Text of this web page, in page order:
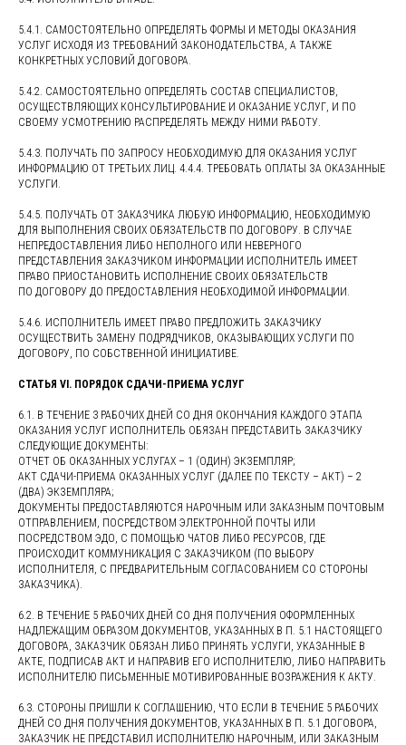
5.4.1. САМОСТОЯТЕЛЬНО ОПРЕДЕЛЯТЬ ФОРМЫ И МЕТОДЫ ОКАЗАНИЯ
УСЛУГ ИСХОДЯ ИЗ ТРЕБОВАНИЙ ЗАКОНОДАТЕЛЬСТВА, А ТАКЖЕ
КОНКРЕТНЫХ УСЛОВИЙ ДОГОВОРА.
5.4.2. САМОСТОЯТЕЛЬНО ОПРЕДЕЛЯТЬ СОСТАВ СПЕЦИАЛИСТОВ,
ОСУЩЕСТВЛЯЮЩИХ КОНСУЛЬТИРОВАНИЕ И ОКАЗАНИЕ УСЛУГ, И ПО
СВОЕМУ УСМОТРЕНИЮ РАСПРЕДЕЛЯТЬ МЕЖДУ НИМИ РАБОТУ.
5.4.3. ПОЛУЧАТЬ ПО ЗАПРОСУ НЕОБХОДИМУЮ ДЛЯ ОКАЗАНИЯ УСЛУГ
ИНФОРМАЦИЮ ОТ ТРЕТЬИХ ЛИЦ. 4.4.4. ТРЕБОВАТЬ ОПЛАТЫ ЗА ОКАЗАННЫЕ
УСЛУГИ.
5.4.5. ПОЛУЧАТЬ ОТ ЗАКАЗЧИКА ЛЮБУЮ ИНФОРМАЦИЮ, НЕОБХОДИМУЮ
ДЛЯ ВЫПОЛНЕНИЯ СВОИХ ОБЯЗАТЕЛЬСТВ ПО ДОГОВОРУ. В СЛУЧАЕ
НЕПРЕДОСТАВЛЕНИЯ ЛИБО НЕПОЛНОГО ИЛИ НЕВЕРНОГО
ПРЕДСТАВЛЕНИЯ ЗАКАЗЧИКОМ ИНФОРМАЦИИ ИСПОЛНИТЕЛЬ ИМЕЕТ
ПРАВО ПРИОСТАНОВИТЬ ИСПОЛНЕНИЕ СВОИХ ОБЯЗАТЕЛЬСТВ
ПО ДОГОВОРУ ДО ПРЕДОСТАВЛЕНИЯ НЕОБХОДИМОЙ ИНФОРМАЦИИ.
5.4.6. ИСПОЛНИТЕЛЬ ИМЕЕТ ПРАВО ПРЕДЛОЖИТЬ ЗАКАЗЧИКУ
ОСУЩЕСТВИТЬ ЗАМЕНУ ПОДРЯДЧИКОВ, ОКАЗЫВАЮЩИХ УСЛУГИ ПО
ДОГОВОРУ, ПО СОБСТВЕННОЙ ИНИЦИАТИВЕ.
СТАТЬЯ VI. ПОРЯДОК СДАЧИ-ПРИЕМА УСЛУГ
6.1. В ТЕЧЕНИЕ 3 РАБОЧИХ ДНЕЙ СО ДНЯ ОКОНЧАНИЯ КАЖДОГО ЭТАПА
ОКАЗАНИЯ УСЛУГ ИСПОЛНИТЕЛЬ ОБЯЗАН ПРЕДСТАВИТЬ ЗАКАЗЧИКУ
СЛЕДУЮЩИЕ ДОКУМЕНТЫ:
ОТЧЕТ ОБ ОКАЗАННЫХ УСЛУГАХ – 1 (ОДИН) ЭКЗЕМПЛЯР;
АКТ СДАЧИ-ПРИЕМА ОКАЗАННЫХ УСЛУГ (ДАЛЕЕ ПО ТЕКСТУ – АКТ) – 2
(ДВА) ЭКЗЕМПЛЯРА;
ДОКУМЕНТЫ ПРЕДОСТАВЛЯЮТСЯ НАРОЧНЫМ ИЛИ ЗАКАЗНЫМ ПОЧТОВЫМ
ОТПРАВЛЕНИЕМ, ПОСРЕДСТВОМ ЭЛЕКТРОННОЙ ПОЧТЫ ИЛИ
ПОСРЕДСТВОМ ЭДО, С ПОМОЩЬЮ ЧАТОВ ЛИБО РЕСУРСОВ, ГДЕ
ПРОИСХОДИТ КОММУНИКАЦИЯ С ЗАКАЗЧИКОМ (ПО ВЫБОРУ
ИСПОЛНИТЕЛЯ, С ПРЕДВАРИТЕЛЬНЫМ СОГЛАСОВАНИЕМ СО СТОРОНЫ
ЗАКАЗЧИКА).
6.2. В ТЕЧЕНИЕ 5 РАБОЧИХ ДНЕЙ СО ДНЯ ПОЛУЧЕНИЯ ОФОРМЛЕННЫХ
НАДЛЕЖАЩИМ ОБРАЗОМ ДОКУМЕНТОВ, УКАЗАННЫХ В П. 5.1 НАСТОЯЩЕГО
ДОГОВОРА, ЗАКАЗЧИК ОБЯЗАН ЛИБО ПРИНЯТЬ УСЛУГИ, УКАЗАННЫЕ В
АКТЕ, ПОДПИСАВ АКТ И НАПРАВИВ ЕГО ИСПОЛНИТЕЛЮ, ЛИБО НАПРАВИТЬ
ИСПОЛНИТЕЛЮ ПИСЬМЕННЫЕ МОТИВИРОВАННЫЕ ВОЗРАЖЕНИЯ К АКТУ.
6.3. СТОРОНЫ ПРИШЛИ К СОГЛАШЕНИЮ, ЧТО ЕСЛИ В ТЕЧЕНИЕ 5 РАБОЧИХ
ДНЕЙ СО ДНЯ ПОЛУЧЕНИЯ ДОКУМЕНТОВ, УКАЗАННЫХ В П. 5.1 ДОГОВОРА,
ЗАКАЗЧИК НЕ ПРЕДСТАВИЛ ИСПОЛНИТЕЛЮ НАРОЧНЫМ, ИЛИ ЗАКАЗНЫМ